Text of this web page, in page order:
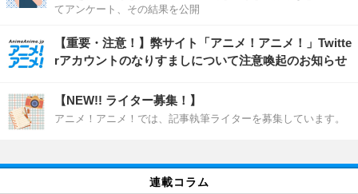
てアンケート、その結果を公開
【重要・注意！】弊サイト「アニメ！アニメ！」Twitte
rアカウントのなりすましについて注意喚起のお知らせ
【NEW!! ライター募集！】
アニメ！アニメ！では、記事執筆ライターを募集しています。
連載コラム